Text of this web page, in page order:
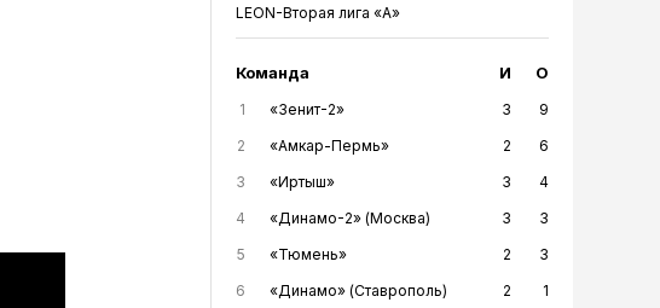
LEON-Вторая лига «А»
Команда И О
1 «Зенит-2» 3
9
2
«Амкар-Пермь» 2
6
3
«Иртыш» 3
4
4
«Динамо-2» (Москва) 3
3
5
«Тюмень» 2
3
6
«Динамо» (Ставрополь) 2
1